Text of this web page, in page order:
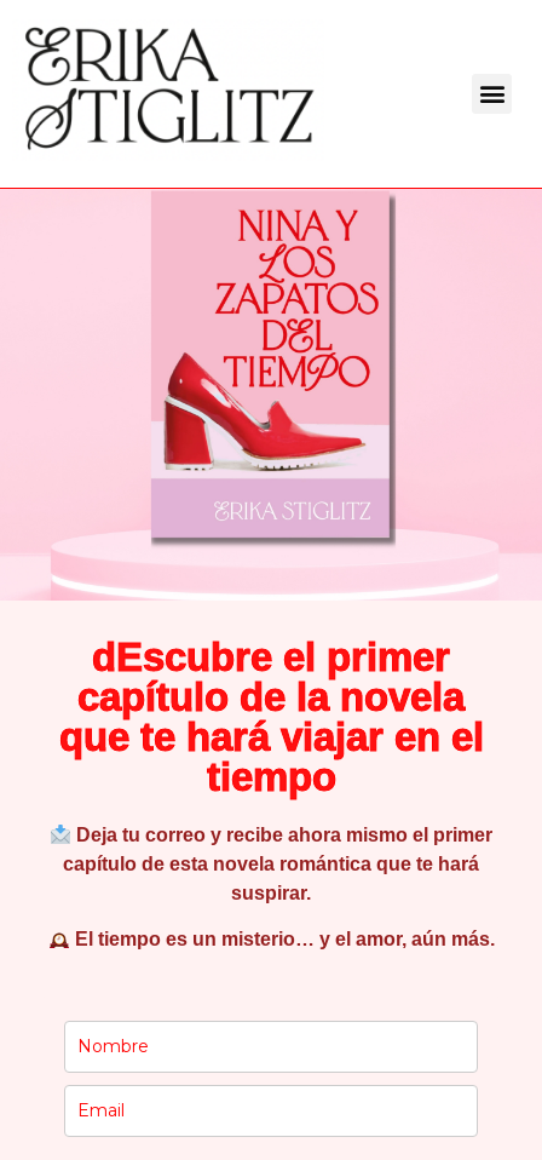
dEscubre el primer
capítulo de la novela
que te hará viajar en el
tiempo
Deja tu correo y recibe ahora mismo el primer
capítulo de esta novela romántica que te hará
suspirar.
El tiempo es un misterio… y el amor, aún más.